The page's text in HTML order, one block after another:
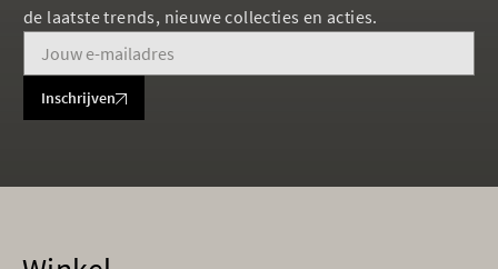
de laatste trends, nieuwe collecties en acties.
Inschrijven